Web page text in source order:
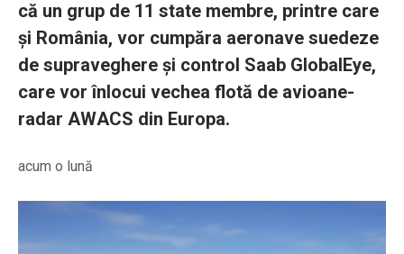
că un grup de 11 state membre, printre care
și România, vor cumpăra aeronave suedeze
de supraveghere și control Saab GlobalEye,
care vor înlocui vechea flotă de avioane-
radar AWACS din Europa.
acum o lună